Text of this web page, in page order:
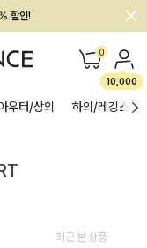
할인!
0
10,000
우터/상의 하의/레깅스
최근 본 상품